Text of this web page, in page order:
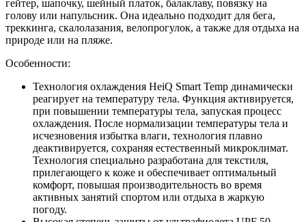
гейтер, шапочку, шейный платок, балаклаву, повязку на
голову или напульсник. Она идеально подходит для бега,
треккинга, скалолазания, велопрогулок, а также для отдыха на
природе или на пляже.
Особенности:
Технология охлаждения HeiQ Smart Temp динамически
реагирует на температуру тела. Функция активируется,
при повышении температуры тела, запуская процесс
охлаждения. После нормализации температуры тела и
исчезновения избытка влаги, технология плавно
деактивируется, сохраняя естественный микроклимат.
Технология специально разработана для текстиля,
прилегающего к коже и обеспечивает оптимальный
комфорт, повышая производительность во время
активных занятий спортом или отдыха в жаркую
погоду.